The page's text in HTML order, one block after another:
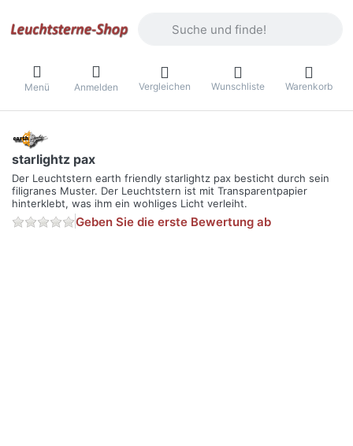
Menü Anmelden Vergleichen Wunschliste Warenkorb
starlightz pax
Der Leuchtstern earth friendly starlightz pax besticht durch sein
filigranes Muster. Der Leuchtstern ist mit Transparentpapier
hinterklebt, was ihm ein wohliges Licht verleiht.
Geben Sie die erste Bewertung ab